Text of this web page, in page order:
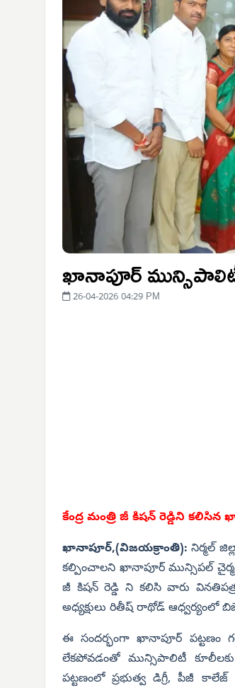
ఖానాపూర్
26-04-2026 04:29 PM
కేంద్ర మంత్రి జీ కిషన్ రెడ్డిని
ఖానాపూర్,(విజయక్రాంతి): నిర్మల్
కల్పించాలని ఖానాపూర్ మున్సిపల్
జీ కిషన్ రెడ్డి ని కలిసి వారు
అధ్యక్షులు రితీష్ రాథోడ్ ఆధ్వర్యంలో
ఈ సందర్భంగా ఖానాపూర్ పట్టణం
లేకపోవడంతో మున్సిపాలిటీ
పట్టణంలో ప్రభుత్వ డిగ్రీ, పీజీ